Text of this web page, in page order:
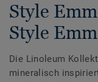
Style
Style
Die Linoleum
mineralisch